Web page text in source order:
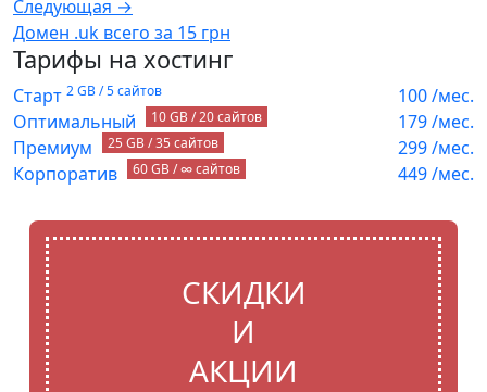
Следующая →
Домен .uk всего за 15 грн
Тарифы на хостинг
Старт 2 GB / 5 сайтов 100/мес.
Оптимальный
10 GB / 20 сайтов 179/мес.
Премиум
25 GB / 35 сайтов 299/мес.
Корпоратив
60 GB / ∞ сайтов 449/мес.
СКИДКИ
И
АКЦИИ